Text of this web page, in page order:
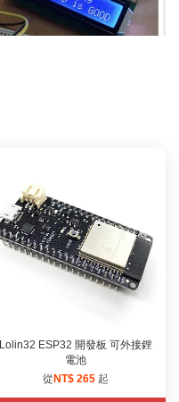
Lolin32 ESP32 開發板 可外接鋰
電池
從 NT$ 265 起